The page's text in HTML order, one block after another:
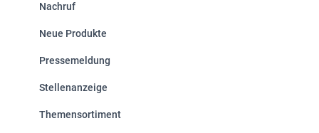
Nachruf
Neue Produkte
Pressemeldung
Stellenanzeige
Themensortiment